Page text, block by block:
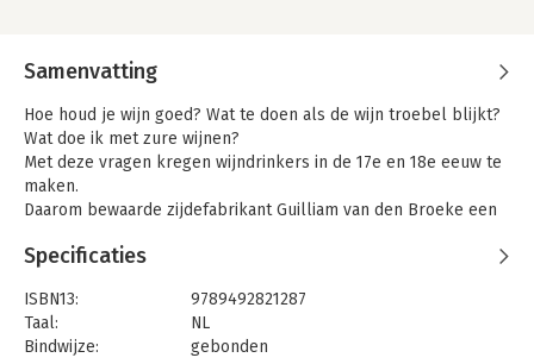
Samenvatting
Hoe houd je wijn goed? Wat te doen als de wijn troebel blijkt?
Wat doe ik met zure wijnen?
Met deze vragen kregen wijndrinkers in de 17e en 18e eeuw te
maken.
Daarom bewaarde zijdefabrikant Guilliam van den Broeke een
om wijn helder te maken, goed te houden en te verbeteren als
Wijnhistorica Mariëlla Beukers dook in de geschiedenis van
deze historische wijninstructies,
onthult welke wijnen in die tijd populair waren en welke
Specificaties
ISBN13:
9789492821287
Taal:
NL
Bindwijze:
gebonden